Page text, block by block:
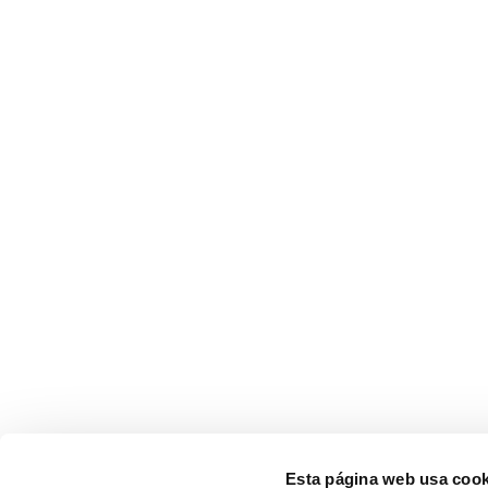
Esta página web usa